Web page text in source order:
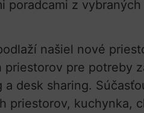
poradcami z
našiel nové
priestorov pre potreby
a desk sharing.
priestorov, kuchynka,